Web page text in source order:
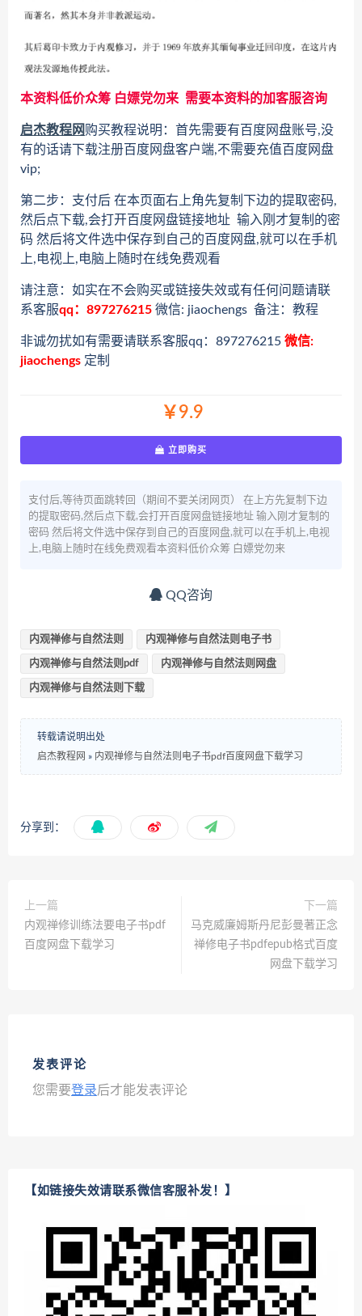
本资料低价众筹 白嫖党勿来 需要本资料的加客服咨询
启杰教程网购买教程说明：首先需要有百度网盘账号,没
有的话请下载注册百度网盘客户端,不需要充值百度网盘
vip;
第二步：支付后 在本页面右上角先复制下边的提取密码,
然后点下载,会打开百度网盘链接地址 输入刚才复制的密
码 然后将文件选中保存到自己的百度网盘,就可以在手机
上,电视上,电脑上随时在线免费观看
请注意：如实在不会购买或链接失效或有任何问题请联
系客服qq：897276215 微信: jiaochengs 备注：教程
非诚勿扰如有需要请联系客服qq：897276215 微信:
jiaochengs 定制
￥9.9
立即购买
支付后,等待页面跳转回（期间不要关闭网页） 在上方先复制下边
的提取密码,然后点下载,会打开百度网盘链接地址 输入刚才复制的
密码 然后将文件选中保存到自己的百度网盘,就可以在手机上,电视
上,电脑上随时在线免费观看本资料低价众筹 白嫖党勿来
QQ咨询
内观禅修与自然法则 内观禅修与自然法则电子书
内观禅修与自然法则pdf 内观禅修与自然法则网盘
内观禅修与自然法则下载
转载请说明出处
启杰教程网 » 内观禅修与自然法则电子书pdf百度网盘下载学习
分享到：
上一篇
内观禅修训练法要电子书pdf
百度网盘下载学习
下一篇
马克威廉姆斯丹尼彭曼著正念
禅修电子书pdfepub格式百度
网盘下载学习
发表评论
您需要登录后才能发表评论
【如链接失效请联系微信客服补发！】